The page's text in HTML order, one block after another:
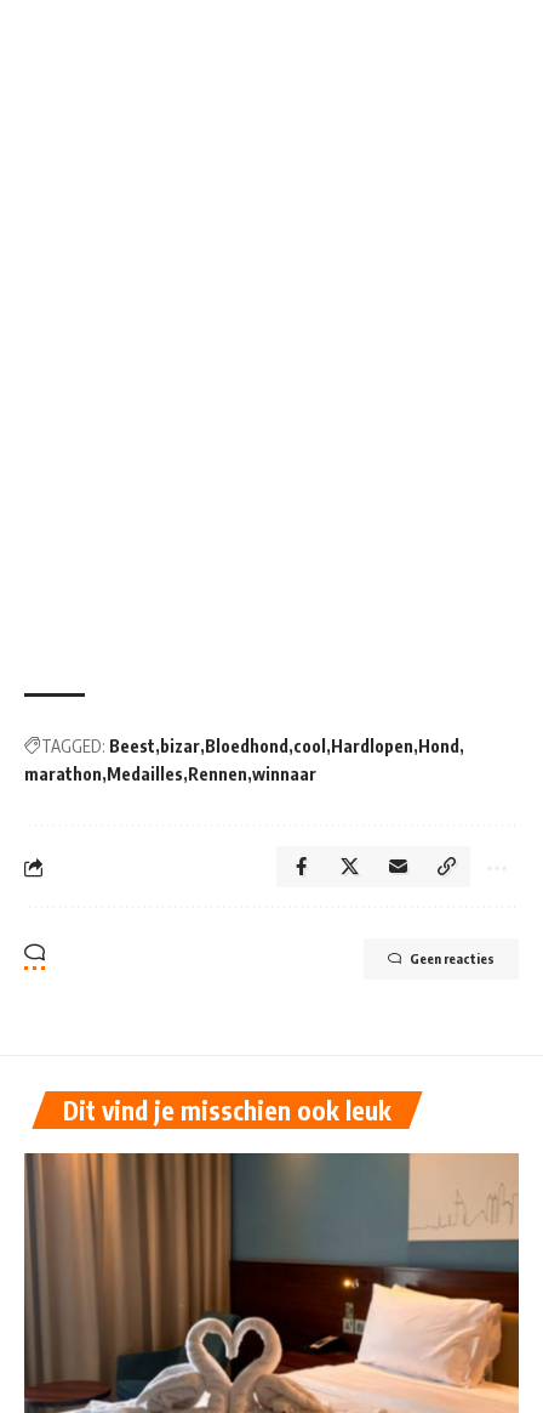
TAGGED: Beest bizar Bloedhond cool Hardlopen Hond
marathon Medailles Rennen winnaar
Geen reacties
Dit vind je misschien ook leuk